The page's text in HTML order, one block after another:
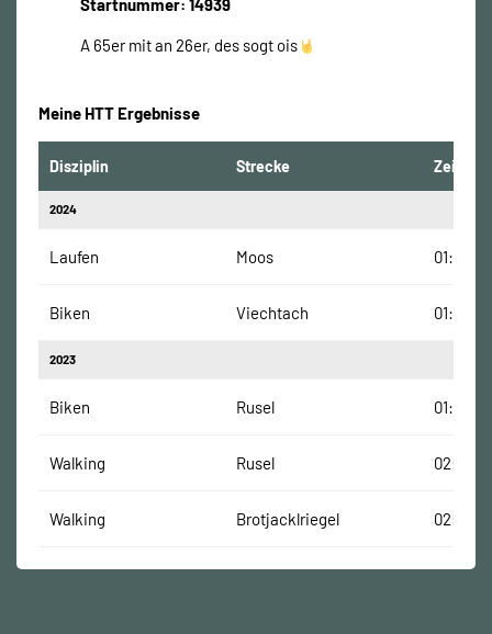
Startnummer: 14939
A 65er mit an 26er, des sogt ois
Meine HTT Ergebnisse
Disziplin Strecke Zeit
2024
Laufen Moos
Biken Viechtach
2023
Biken Rusel
Walking Rusel
Walking Brotjacklriegel